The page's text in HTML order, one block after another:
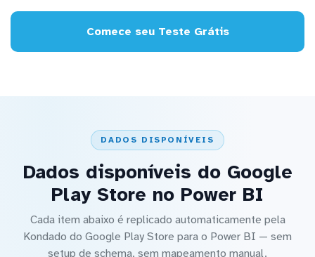
Comece seu Teste Grátis
DADOS DISPONÍVEIS
Dados disponíveis do Google
Play Store no Power BI
Cada item abaixo é replicado automaticamente pela
Kondado do Google Play Store para o Power BI — sem
setup de schema, sem mapeamento manual.